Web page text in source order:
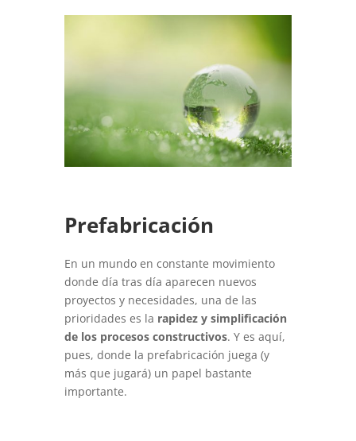
Prefabricación
En un mundo en constante movimiento
donde día tras día aparecen nuevos
proyectos y necesidades, una de las
prioridades es la rapidez y simplificación
de los procesos constructivos. Y es aquí,
pues, donde la prefabricación juega (y
más que jugará) un papel bastante
importante.